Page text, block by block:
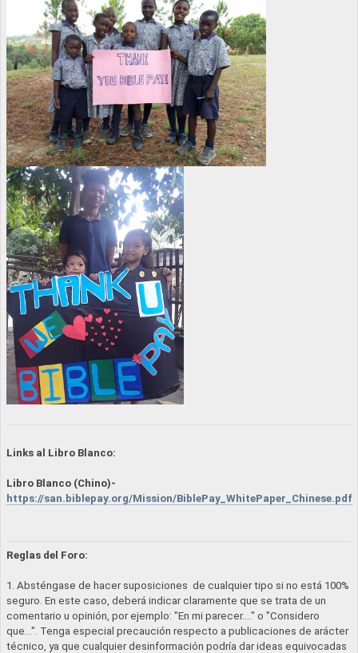
Links al Libro Blanco:
Libro Blanco (Chino)-
https://san.biblepay.org/Mission/BiblePay_WhitePaper_Chinese.pdf
Reglas del Foro:
1. Absténgase de hacer suposiciones de cualquier tipo si no está 100%
seguro. En este caso, deberá indicar claramente que se trata de un
comentario u opinión, por ejemplo: "En mi parecer…." o "Considero
que…". Tenga especial precaución respecto a publicaciones de arácter
técnico, ya que cualquier desinformación podría dar ideas equivocadas